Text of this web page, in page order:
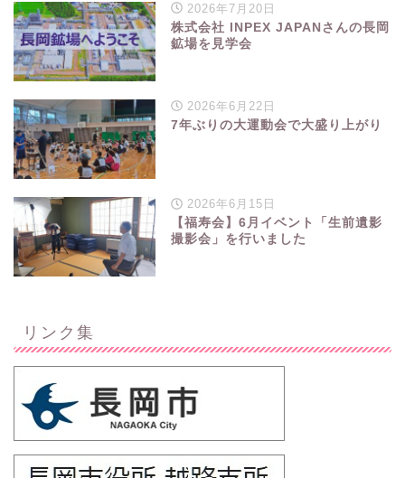
2026年7月20日
株式会社 INPEX JAPANさんの長岡
鉱場を見学会
2026年6月22日
7年ぶりの大運動会で大盛り上がり
2026年6月15日
【福寿会】6月イベント「生前遺影
撮影会」を行いました
リンク集